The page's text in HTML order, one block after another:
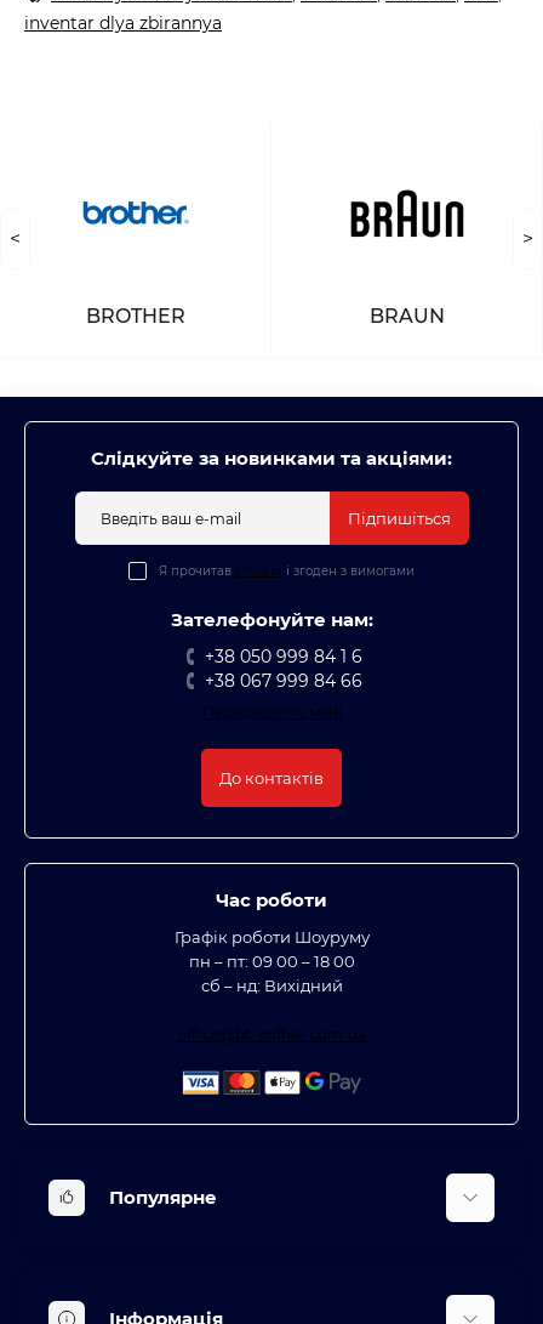
inventar dlya zbirannya
<
BROTHER BRAUN
>
Слідкуйте за новинками та акціями:
Підпишіться
Я прочитав Оплата і згоден з вимогами
Зателефонуйте нам:
+38 050 999 84 1 6
+38 067 999 84 66
Передзвоніть мені
До контактів
Час роботи
Графік роботи Шоуруму
пн – пт: 09 00 – 18 00
сб – нд: Вихідний
office@bt-coffee.com.ua
Популярне
Кліматична техніка
Інформація